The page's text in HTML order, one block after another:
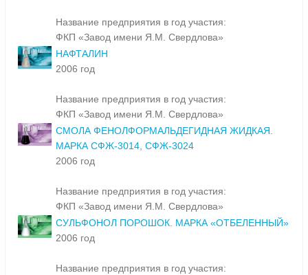
Название предприятия в год участия:
ФКП «Завод имени Я.М. Свердлова»
НАФТАЛИН
2006 год
Название предприятия в год участия:
ФКП «Завод имени Я.М. Свердлова»
СМОЛА ФЕНОЛФОРМАЛЬДЕГИДНАЯ ЖИДКАЯ.
МАРКА СФЖ-3014, СФЖ-3024
2006 год
Название предприятия в год участия:
ФКП «Завод имени Я.М. Свердлова»
СУЛЬФОНОЛ ПОРОШОК. МАРКА «ОТБЕЛЕННЫЙ»
2006 год
Название предприятия в год участия: